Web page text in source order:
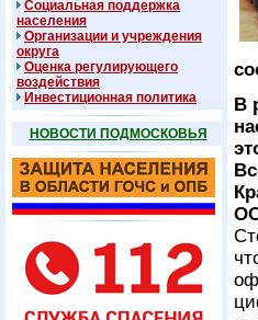
Социальная поддержка
населения
Организации и учреждения
округа
Оценка регулирующего
воздействия
Инвестиционная политика
НОВОСТИ ПОДМОСКОВЬЯ
В